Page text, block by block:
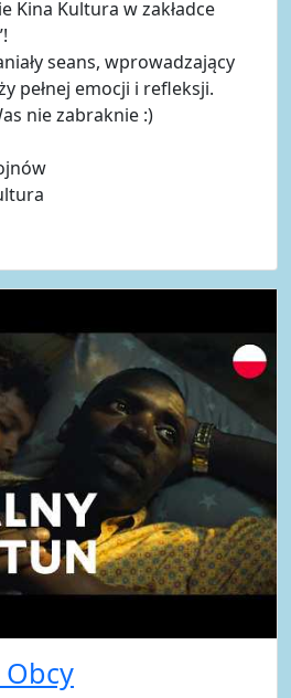
Kina Kultura w zakładce
seans, wprowadzający
pełnej emocji i refleksji.
nie zabraknie :)
Obcy